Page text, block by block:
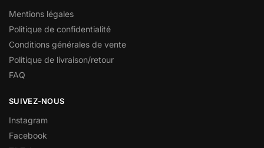
Mentions légales
Politique de confidentialité
Conditions générales de vente
Politique de livraison/retour
FAQ
SUIVEZ-NOUS
Instagram
Facebook